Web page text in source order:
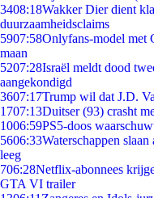
3408:18Wakker Dier dient
duurzaamheidsclaims
5907:58Onlyfans-model met
maan
5207:28Israël meldt dood
aangekondigd
3607:17Trump wil dat J.D.
1707:13Duitser (93) crasht
1006:59PS5-doos
5606:33Waterschappen
leeg
706:28Netflix-abonnees
GTA VI trailer